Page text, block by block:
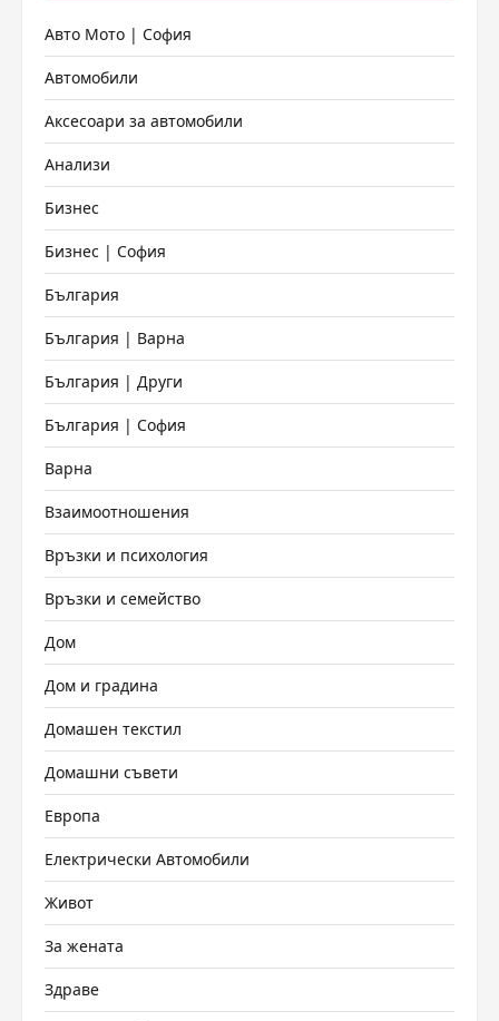
Авто Мото | София
Автомобили
Аксесоари за автомобили
Анализи
Бизнес
Бизнес | София
България
България | Варна
България | Други
България | София
Варна
Взаимоотношения
Връзки и психология
Връзки и семейство
Дом
Дом и градина
Домашен текстил
Домашни съвети
Европа
Електрически Автомобили
Живот
За жената
Здраве